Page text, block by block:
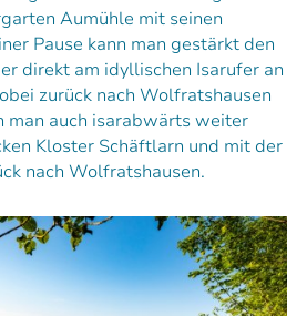
Aumühle mit seinen
Pause kann man gestärkt den
direkt am idyllischen Isarufer an
zurück nach Wolfratshausen
man auch isarabwärts weiter
Kloster Schäftlarn und mit der
nach Wolfratshausen.